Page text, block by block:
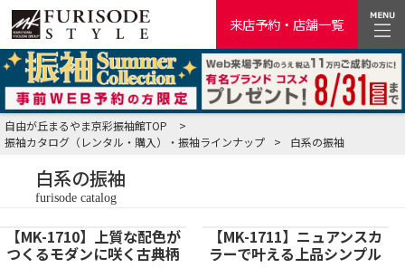
来店予約・店舗一覧
自由が丘まるやま京彩振袖館TOP
>
振袖カタログ（レンタル・購入）・振袖ラインナップ
> 白系の振袖
白系の振袖
furisode catalog
【MK-1710】上質な配色が
つくるモダンに咲く古典柄
【MK-1711】ニュアンスカ
ラーで叶える上品シンプル